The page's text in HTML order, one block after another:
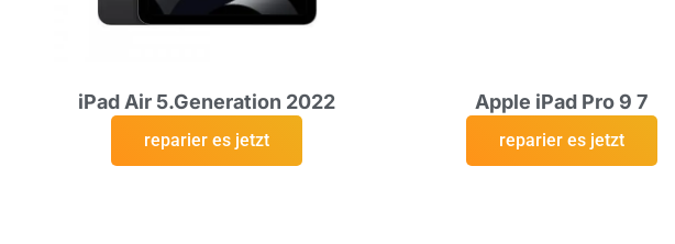
iPad Air 5.Generation 2022
reparier es jetzt
Apple iPad Pro 9 7
reparier es jetzt